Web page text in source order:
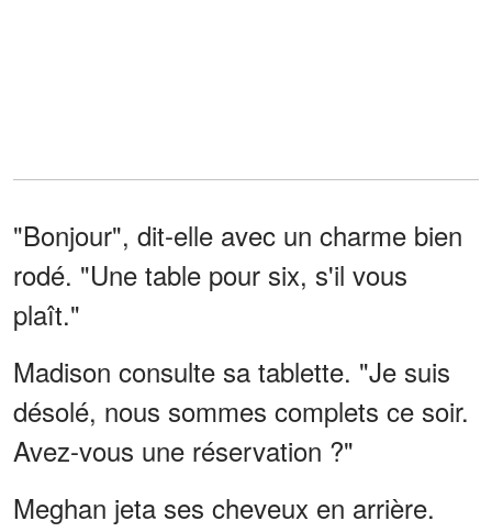
"Bonjour", dit-elle avec un charme bien
rodé. "Une table pour six, s'il vous
plaît."
Madison consulte sa tablette. "Je suis
désolé, nous sommes complets ce soir.
Avez-vous une réservation ?"
Meghan jeta ses cheveux en arrière.